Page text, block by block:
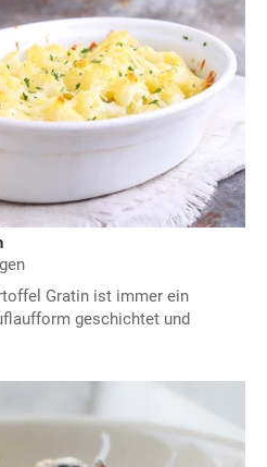
Gratin ist immer ein
geschichtet und